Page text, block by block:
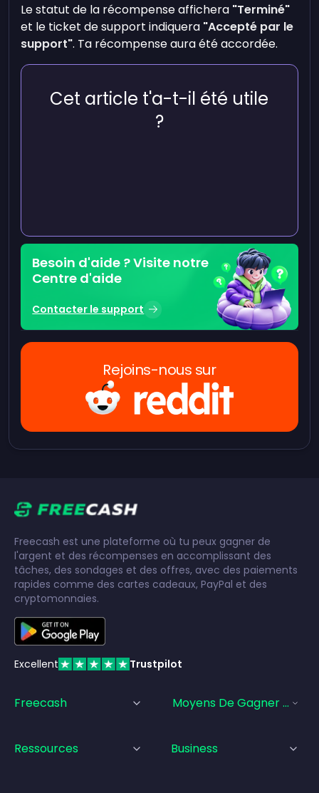
Le statut de la récompense affichera "Terminé"
et le ticket de support indiquera "Accepté par le
support". Ta récompense aura été accordée.
Cet article t'a-t-il été utile
?
Besoin d'aide ? Visite notre
Centre d'aide
Contacter le support
Rejoins-nous sur
Freecash est une plateforme où tu peux gagner de
l'argent et des récompenses en accomplissant des
tâches, des sondages et des offres, avec des paiements
rapides comme des cartes cadeaux, PayPal et des
cryptomonnaies.
Excellent Trustpilot
Freecash Moyens De Gagner De
Ressources Business